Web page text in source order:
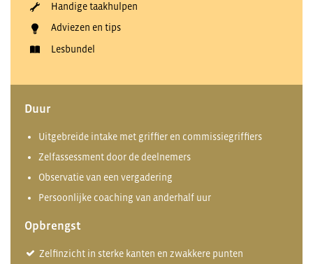
Handige taakhulpen
Adviezen en tips
Lesbundel
Duur
Uitgebreide intake met griffier en commissiegriffiers
Zelfassessment door de deelnemers
Observatie van een vergadering
Persoonlijke coaching van anderhalf uur
Opbrengst
Zelfinzicht in sterke kanten en zwakkere punten